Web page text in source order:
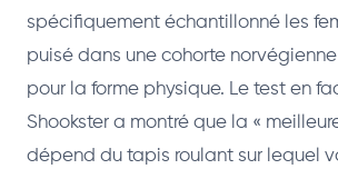
spécifiquement échantillonné les
puisé dans une cohorte
pour la forme physique. Le test en
Shookster a montré que la «
dépend du tapis roulant sur lequel